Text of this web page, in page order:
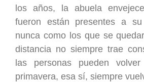
los años, la abuela
fueron están presentes a
nunca como los que se
distancia no siempre trae
las personas pueden
primavera, esa sí, siempre